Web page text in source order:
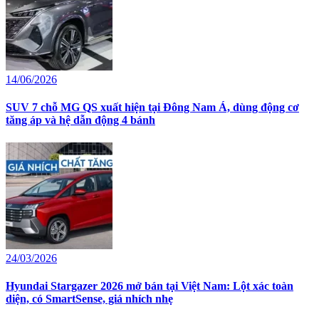
14/06/2026
SUV 7 chỗ MG QS xuất hiện tại Đông Nam Á, dùng động cơ
tăng áp và hệ dẫn động 4 bánh
24/03/2026
Hyundai Stargazer 2026 mở bán tại Việt Nam: Lột xác toàn
diện, có SmartSense, giá nhích nhẹ